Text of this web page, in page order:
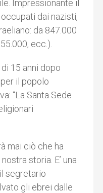
Impressionante il
dai nazisti,
da 847.000
ecc.).
15 anni dopo
il popolo
“La Santa Sede
mai ciò che ha
storia. E’ una
segretario
gli ebrei dalle